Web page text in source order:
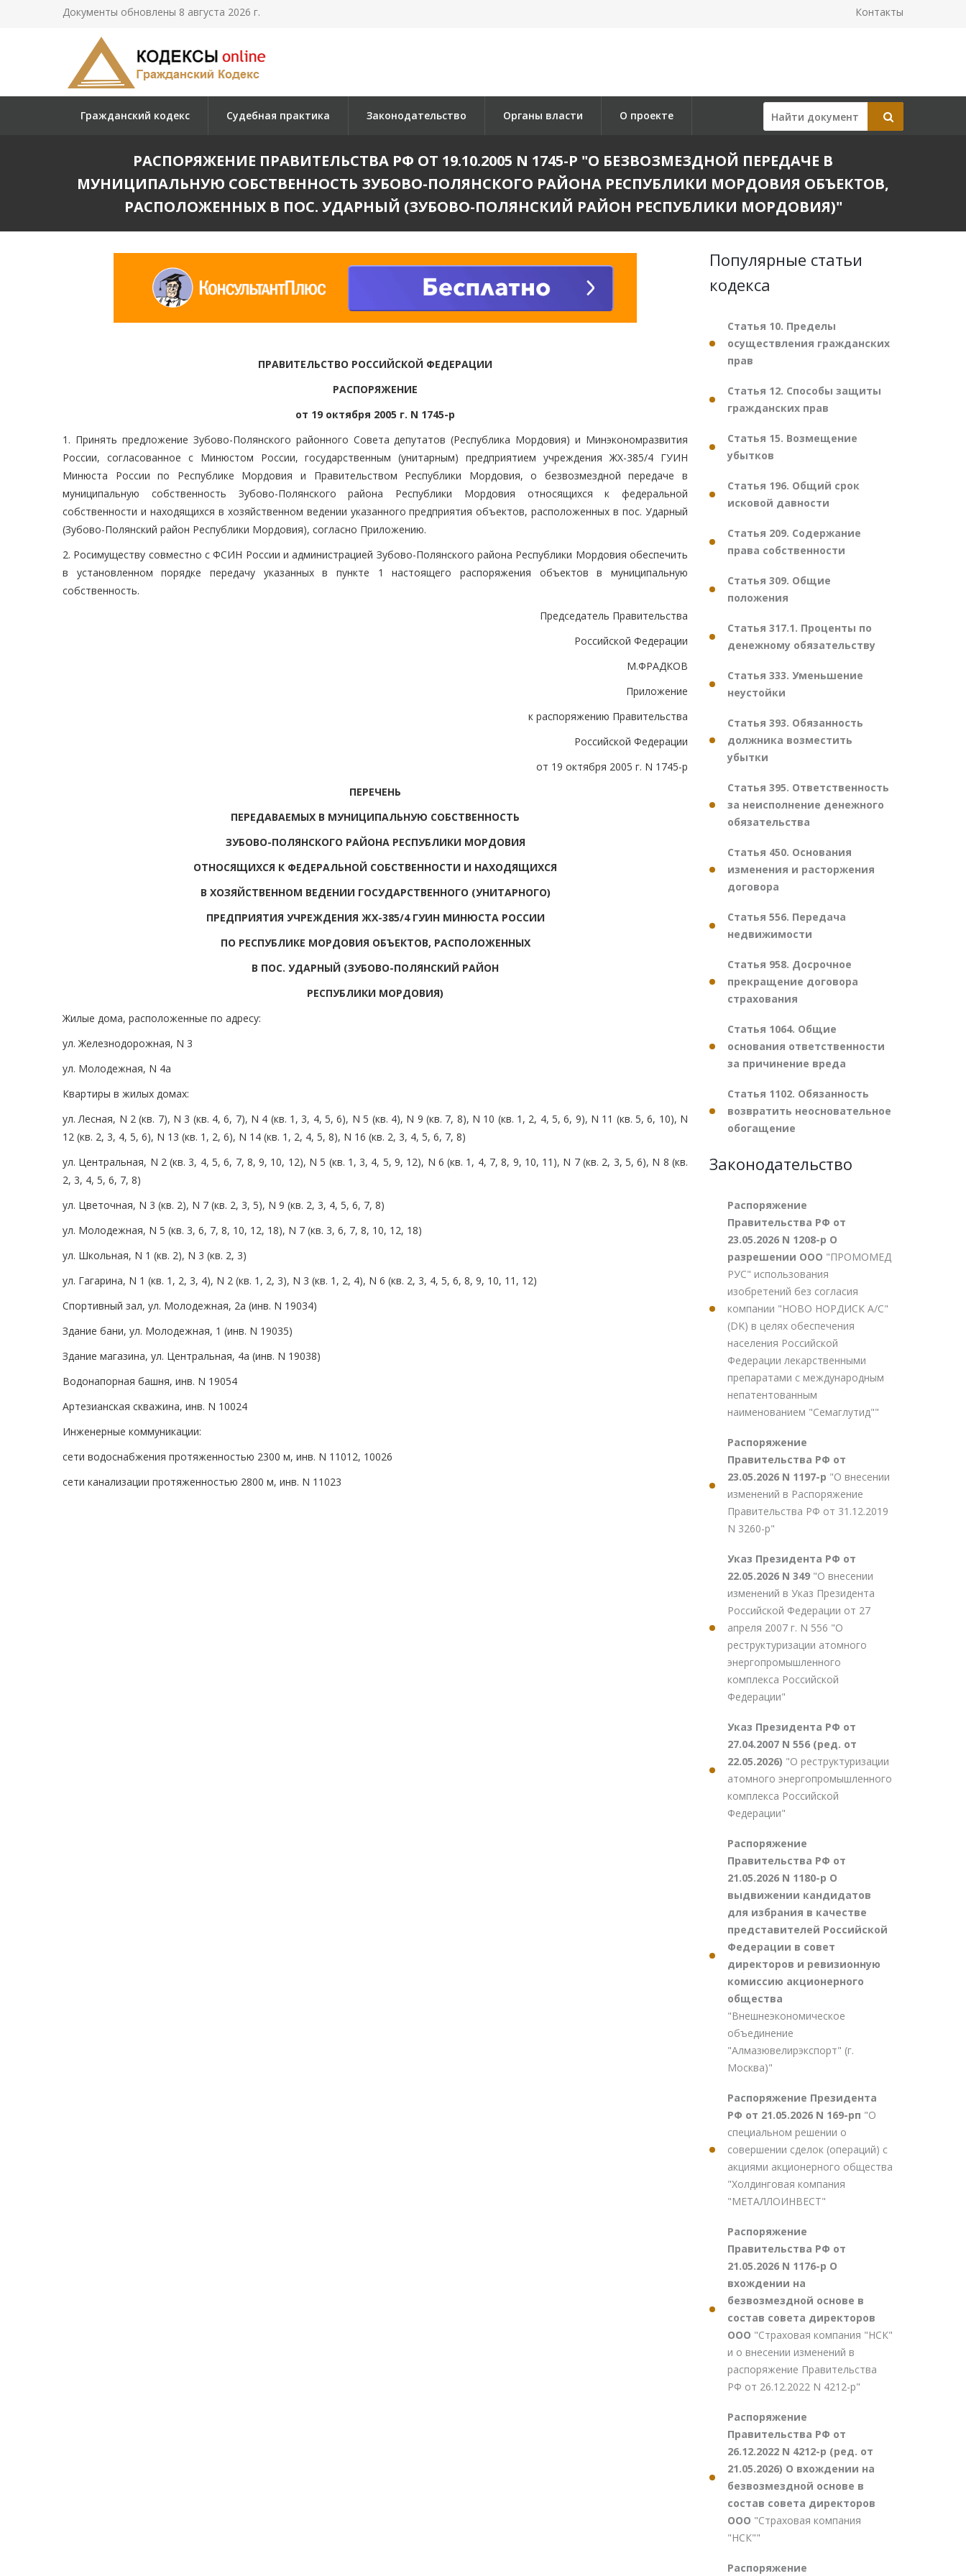
Документы обновлены 8 августа 2026 г. Контакты
Гражданский кодекс Судебная практика Законодательство Органы власти О проекте
РАСПОРЯЖЕНИЕ ПРАВИТЕЛЬСТВА РФ ОТ 19.10.2005 N 1745-Р "О БЕЗВОЗМЕЗДНОЙ ПЕРЕДАЧЕ В
МУНИЦИПАЛЬНУЮ СОБСТВЕННОСТЬ ЗУБОВО-ПОЛЯНСКОГО РАЙОНА РЕСПУБЛИКИ МОРДОВИЯ ОБЪЕКТОВ,
РАСПОЛОЖЕННЫХ В ПОС. УДАРНЫЙ (ЗУБОВО-ПОЛЯНСКИЙ РАЙОН РЕСПУБЛИКИ МОРДОВИЯ)"
ПРАВИТЕЛЬСТВО РОССИЙСКОЙ ФЕДЕРАЦИИ
РАСПОРЯЖЕНИЕ
от 19 октября 2005 г. N 1745-р
1. Принять предложение Зубово-Полянского районного Совета депутатов (Республика Мордовия) и Минэкономразвития
России, согласованное с Минюстом России, государственным (унитарным) предприятием учреждения ЖХ-385/4 ГУИН
Минюста России по Республике Мордовия и Правительством Республики Мордовия, о безвозмездной передаче в
муниципальную собственность Зубово-Полянского района Республики Мордовия относящихся к федеральной
собственности и находящихся в хозяйственном ведении указанного предприятия объектов, расположенных в пос. Ударный
(Зубово-Полянский район Республики Мордовия), согласно Приложению.
2. Росимуществу совместно с ФСИН России и администрацией Зубово-Полянского района Республики Мордовия обеспечить
в установленном порядке передачу указанных в пункте 1 настоящего распоряжения объектов в муниципальную
собственность.
Председатель Правительства
Российской Федерации
М.ФРАДКОВ
Приложение
к распоряжению Правительства
Российской Федерации
от 19 октября 2005 г. N 1745-р
ПЕРЕЧЕНЬ
ПЕРЕДАВАЕМЫХ В МУНИЦИПАЛЬНУЮ СОБСТВЕННОСТЬ
ЗУБОВО-ПОЛЯНСКОГО РАЙОНА РЕСПУБЛИКИ МОРДОВИЯ
ОТНОСЯЩИХСЯ К ФЕДЕРАЛЬНОЙ СОБСТВЕННОСТИ И НАХОДЯЩИХСЯ
В ХОЗЯЙСТВЕННОМ ВЕДЕНИИ ГОСУДАРСТВЕННОГО (УНИТАРНОГО)
ПРЕДПРИЯТИЯ УЧРЕЖДЕНИЯ ЖХ-385/4 ГУИН МИНЮСТА РОССИИ
ПО РЕСПУБЛИКЕ МОРДОВИЯ ОБЪЕКТОВ, РАСПОЛОЖЕННЫХ
В ПОС. УДАРНЫЙ (ЗУБОВО-ПОЛЯНСКИЙ РАЙОН
РЕСПУБЛИКИ МОРДОВИЯ)
Жилые дома, расположенные по адресу:
ул. Железнодорожная, N 3
ул. Молодежная, N 4а
Квартиры в жилых домах:
ул. Лесная, N 2 (кв. 7), N 3 (кв. 4, 6, 7), N 4 (кв. 1, 3, 4, 5, 6), N 5 (кв. 4), N 9 (кв. 7, 8), N 10 (кв. 1, 2, 4, 5, 6, 9), N 11 (кв. 5, 6, 10), N
12 (кв. 2, 3, 4, 5, 6), N 13 (кв. 1, 2, 6), N 14 (кв. 1, 2, 4, 5, 8), N 16 (кв. 2, 3, 4, 5, 6, 7, 8)
ул. Центральная, N 2 (кв. 3, 4, 5, 6, 7, 8, 9, 10, 12), N 5 (кв. 1, 3, 4, 5, 9, 12), N 6 (кв. 1, 4, 7, 8, 9, 10, 11), N 7 (кв. 2, 3, 5, 6), N 8 (кв.
2, 3, 4, 5, 6, 7, 8)
ул. Цветочная, N 3 (кв. 2), N 7 (кв. 2, 3, 5), N 9 (кв. 2, 3, 4, 5, 6, 7, 8)
ул. Молодежная, N 5 (кв. 3, 6, 7, 8, 10, 12, 18), N 7 (кв. 3, 6, 7, 8, 10, 12, 18)
ул. Школьная, N 1 (кв. 2), N 3 (кв. 2, 3)
ул. Гагарина, N 1 (кв. 1, 2, 3, 4), N 2 (кв. 1, 2, 3), N 3 (кв. 1, 2, 4), N 6 (кв. 2, 3, 4, 5, 6, 8, 9, 10, 11, 12)
Спортивный зал, ул. Молодежная, 2а (инв. N 19034)
Здание бани, ул. Молодежная, 1 (инв. N 19035)
Здание магазина, ул. Центральная, 4а (инв. N 19038)
Водонапорная башня, инв. N 19054
Артезианская скважина, инв. N 10024
Инженерные коммуникации:
сети водоснабжения протяженностью 2300 м, инв. N 11012, 10026
сети канализации протяженностью 2800 м, инв. N 11023
Популярные статьи
кодекса
Статья 10. Пределы
осуществления гражданских
прав
Статья 12. Способы защиты
гражданских прав
Статья 15. Возмещение
убытков
Статья 196. Общий срок
исковой давности
Статья 209. Содержание
права собственности
Статья 309. Общие
положения
Статья 317.1. Проценты по
денежному обязательству
Статья 333. Уменьшение
неустойки
Статья 393. Обязанность
должника возместить
убытки
Статья 395. Ответственность
за неисполнение денежного
обязательства
Статья 450. Основания
изменения и расторжения
договора
Статья 556. Передача
недвижимости
Статья 958. Досрочное
прекращение договора
страхования
Статья 1064. Общие
основания ответственности
за причинение вреда
Статья 1102. Обязанность
возвратить неосновательное
обогащение
Законодательство
Распоряжение
Правительства РФ от
23.05.2026 N 1208-р О
разрешении ООО "ПРОМОМЕД
РУС" использования
изобретений без согласия
компании "НОВО НОРДИСК А/С"
(DK) в целях обеспечения
населения Российской
Федерации лекарственными
препаратами с международным
непатентованным
наименованием "Семаглутид""
Распоряжение
Правительства РФ от
23.05.2026 N 1197-р "О внесении
изменений в Распоряжение
Правительства РФ от 31.12.2019
N 3260-р"
Указ Президента РФ от
22.05.2026 N 349 "О внесении
изменений в Указ Президента
Российской Федерации от 27
апреля 2007 г. N 556 "О
реструктуризации атомного
энергопромышленного
комплекса Российской
Федерации"
Указ Президента РФ от
27.04.2007 N 556 (ред. от
22.05.2026) "О реструктуризации
атомного энергопромышленного
комплекса Российской
Федерации"
Распоряжение
Правительства РФ от
21.05.2026 N 1180-р О
выдвижении кандидатов
для избрания в качестве
представителей Российской
Федерации в совет
директоров и ревизионную
комиссию акционерного
общества
"Внешнеэкономическое
объединение
"Алмазювелирэкспорт" (г.
Москва)"
Распоряжение Президента
РФ от 21.05.2026 N 169-рп "О
специальном решении о
совершении сделок (операций) с
акциями акционерного общества
"Холдинговая компания
"МЕТАЛЛОИНВЕСТ"
Распоряжение
Правительства РФ от
21.05.2026 N 1176-р О
вхождении на
безвозмездной основе в
состав совета директоров
ООО "Страховая компания "НСК"
и о внесении изменений в
распоряжение Правительства
РФ от 26.12.2022 N 4212-р"
Распоряжение
Правительства РФ от
26.12.2022 N 4212-р (ред. от
21.05.2026) О вхождении на
безвозмездной основе в
состав совета директоров
ООО "Страховая компания
"НСК""
Распоряжение